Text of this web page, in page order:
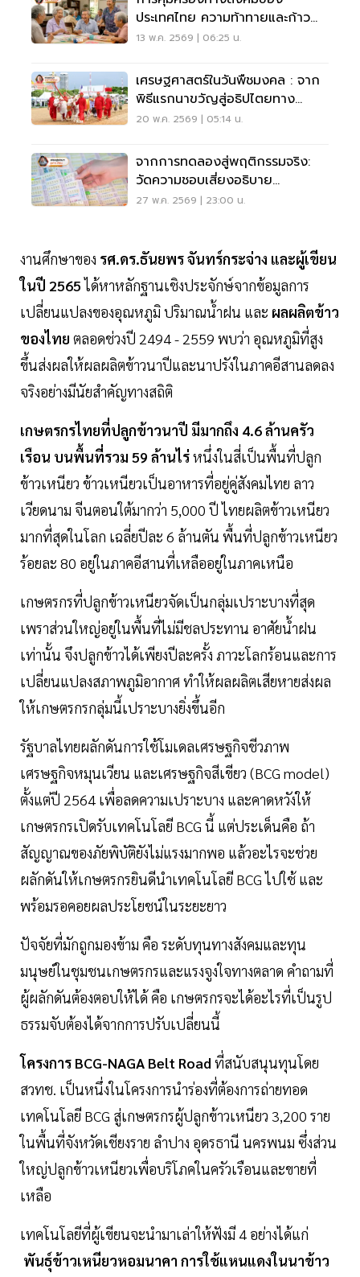
ประเทศไทย ความท้าทายและก้าว
ย่างต่อไป
13 พ.ค. 2569 | 06:25 น.
เศรษฐศาสตร์ในวันพืชมงคล : จาก
พิธีแรกนาขวัญสู่อธิปไตยทาง
อาหาร
20 พ.ค. 2569 | 05:14 น.
จากการทดลองสู่พฤติกรรมจริง:
วัดความชอบเสี่ยงอธิบาย
พฤติกรรมการซื้อหวยได้หรือไม่
27 พ.ค. 2569 | 23:00 น.
งานศึกษาของ รศ.ดร.ธันยพร จันทร์กระจ่าง และผู้เขียน
ในปี 2565ได้หาหลักฐานเชิงประจักษ์จากข้อมูลการ
เปลี่ยนแปลงของอุณหภูมิ ปริมาณน้ำฝน และ ผลผลิตข้าว
ของไทย ตลอดช่วงปี 2494 - 2559 พบว่า อุณหภูมิที่สูง
ขึ้นส่งผลให้ผลผลิตข้าวนาปีและนาปรังในภาคอีสานลดลง
จริงอย่างมีนัยสำคัญทางสถิติ
เกษตรกรไทยที่ปลูกข้าวนาปี มีมากถึง 4.6 ล้านครัว
เรือน บนพื้นที่รวม 59 ล้านไร่หนึ่งในสี่เป็นพื้นที่ปลูก
ข้าวเหนียว ข้าวเหนียวเป็นอาหารที่อยู่คู่สังคมไทย ลาว
เวียดนาม จีนตอนใต้มากว่า 5,000 ปี ไทยผลิตข้าวเหนียว
มากที่สุดในโลก เฉลี่ยปีละ 6 ล้านตัน พื้นที่ปลูกข้าวเหนียว
ร้อยละ 80 อยู่ในภาคอีสานที่เหลืออยู่ในภาคเหนือ
เกษตรกรที่ปลูกข้าวเหนียวจัดเป็นกลุ่มเปราะบางที่สุด
เพราส่วนใหญ่อยู่ในพื้นที่ไม่มีชลประทาน อาศัยน้ำฝน
เท่านั้น จึงปลูกข้าวได้เพียงปีละครั้ง ภาวะโลกร้อนและการ
เปลี่ยนแปลงสภาพภูมิอากาศ ทำให้ผลผลิตเสียหายส่งผล
ให้เกษตรกรกลุ่มนี้เปราะบางยิ่งขึ้นอีก
รัฐบาลไทยผลักดันการใช้โมเดลเศรษฐกิจชีวภาพ
เศรษฐกิจหมุนเวียน และเศรษฐกิจสีเขียว (BCG model)
ตั้งแต่ปี 2564 เพื่อลดความเปราะบาง และคาดหวังให้
เกษตรกรเปิดรับเทคโนโลยี BCG นี้ แต่ประเด็นคือ ถ้า
สัญญาณของภัยพิบัติยังไม่แรงมากพอ แล้วอะไรจะช่วย
ผลักดันให้เกษตรกรยินดีนำเทคโนโลยี BCG ไปใช้ และ
พร้อมรอคอยผลประโยชน์ในระยะยาว
ปัจจัยที่มักถูกมองข้าม คือ ระดับทุนทางสังคมและทุน
มนุษย์ในชุมชนเกษตรกรและแรงจูงใจทางตลาด คำถามที่
ผู้ผลักดันต้องตอบให้ได้ คือ เกษตรกรจะได้อะไรที่เป็นรูป
ธรรมจับต้องได้จากการปรับเปลี่ยนนี้
โครงการ BCG-NAGA Belt Road ที่สนับสนุนทุนโดย
สวทช. เป็นหนึ่งในโครงการนำร่องที่ต้องการถ่ายทอด
เทคโนโลยี BCG สู่เกษตรกรผู้ปลูกข้าวเหนียว 3,200 ราย
ในพื้นที่จังหวัดเชียงราย ลำปาง อุดรธานี นครพนม ซึ่งส่วน
ใหญ่ปลูกข้าวเหนียวเพื่อบริโภคในครัวเรือนและขายที่
เหลือ
เทคโนโลยีที่ผู้เขียนจะนำมาเล่าให้ฟังมี 4 อย่างได้แก่
พันธุ์ข้าวเหนียวหอมนาคา การใช้แหนแดงในนาข้าว